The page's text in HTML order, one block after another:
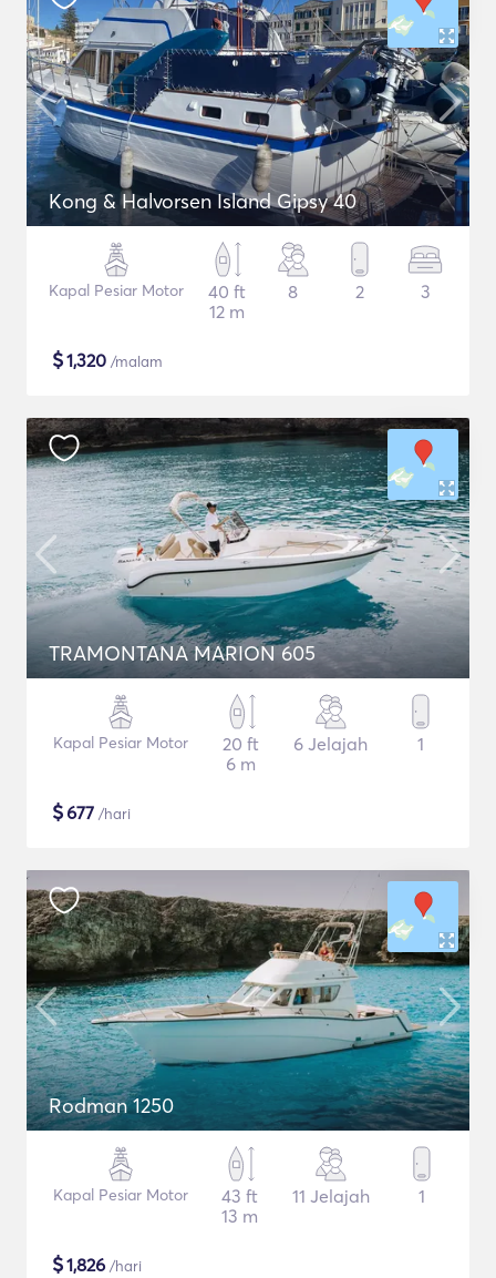
Kong & Halvorsen Island Gipsy 40
Kapal Pesiar Motor
40 ft
12 m
8 2 3
$1,320 /malam
TRAMONTANA MARION 605
Kapal Pesiar Motor
20 ft
6 m
6 Jelajah 1
$677 /hari
Rodman 1250
Kapal Pesiar Motor
43 ft
13 m
11 Jelajah 1
$1,826 /hari